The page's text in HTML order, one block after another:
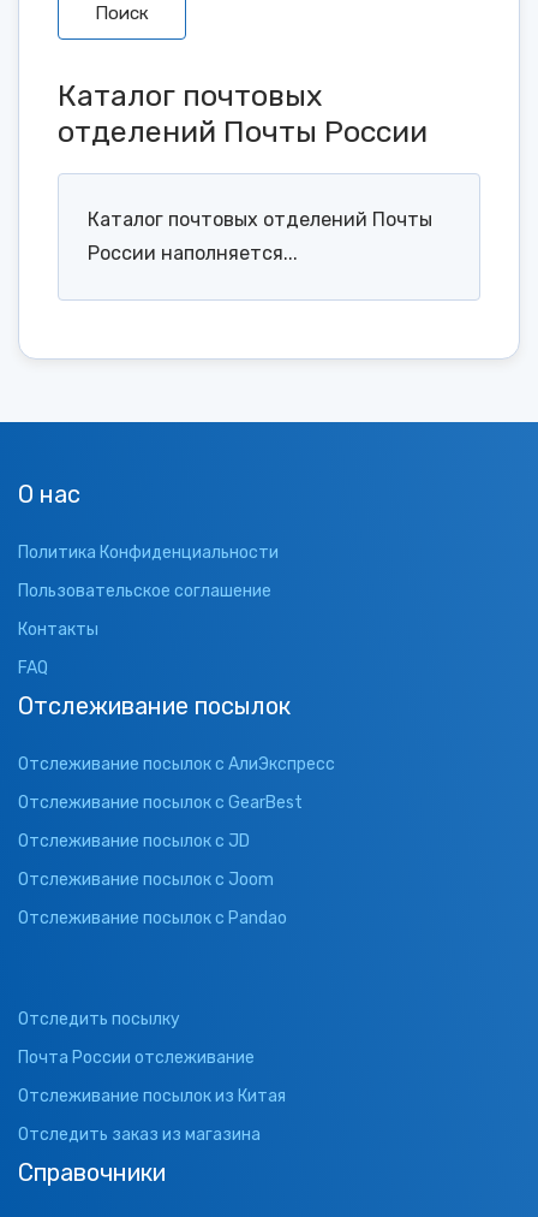
Поиск
Каталог почтовых
отделений Почты России
Каталог почтовых отделений Почты
России наполняется...
О нас
Политика Конфиденциальности
Пользовательское соглашение
Контакты
FAQ
Отслеживание посылок
Отслеживание посылок с АлиЭкспресс
Отслеживание посылок с GearBest
Отслеживание посылок с JD
Отслеживание посылок с Joom
Отслеживание посылок с Pandao
Отследить посылку
Почта России отслеживание
Отслеживание посылок из Китая
Отследить заказ из магазина
Справочники